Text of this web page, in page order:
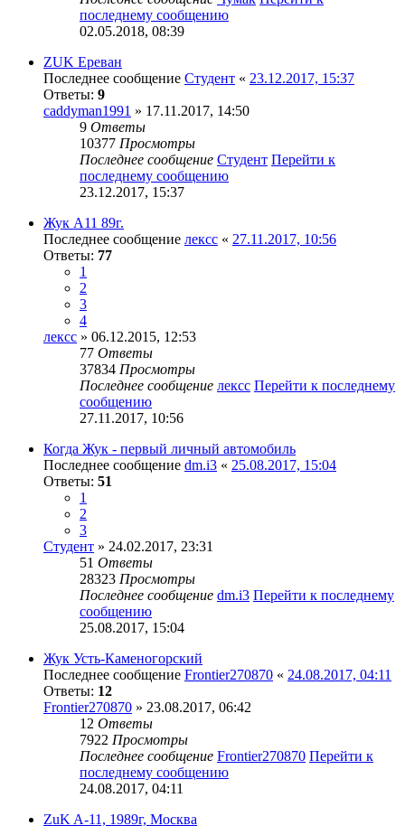
последнему сообщению
02.05.2018, 08:39
ZUK Ереван
Последнее сообщение Студент « 23.12.2017, 15:37
Ответы: 9
caddyman1991 » 17.11.2017, 14:50
9 Ответы
10377 Просмотры
Последнее сообщение Студент Перейти к
последнему сообщению
23.12.2017, 15:37
Жук А11 89г.
Последнее сообщение лексс « 27.11.2017, 10:56
Ответы: 77
1
2
3
4
лексс » 06.12.2015, 12:53
77 Ответы
37834 Просмотры
Последнее сообщение лексс Перейти к последнему
сообщению
27.11.2017, 10:56
Когда Жук - первый личный автомобиль
Последнее сообщение dm.i3 « 25.08.2017, 15:04
Ответы: 51
1
2
3
Студент » 24.02.2017, 23:31
51 Ответы
28323 Просмотры
Последнее сообщение dm.i3 Перейти к последнему
сообщению
25.08.2017, 15:04
Жук Усть-Каменогорский
Последнее сообщение Frontier270870 « 24.08.2017, 04:11
Ответы: 12
Frontier270870 » 23.08.2017, 06:42
12 Ответы
7922 Просмотры
Последнее сообщение Frontier270870 Перейти к
последнему сообщению
24.08.2017, 04:11
ZuK A-11, 1989г, Москва